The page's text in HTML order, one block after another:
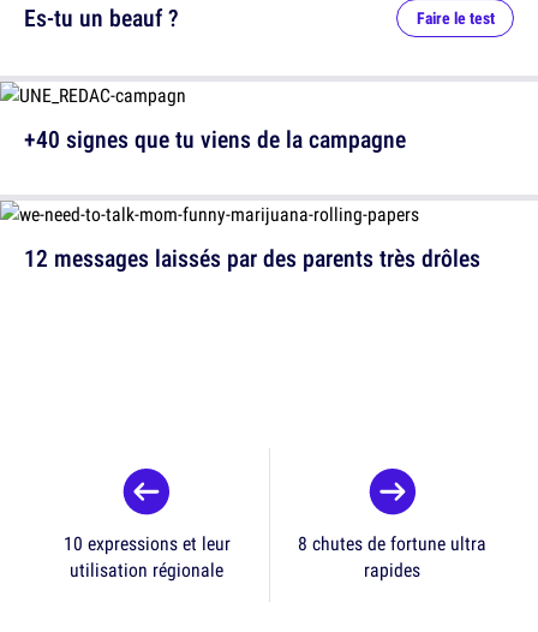
12 messages laissés par des parents très drôles
Es-tu un beauf ? Faire le test
+40 signes que tu viens de la campagne
10 expressions et leur
utilisation régionale
8 chutes de fortune ultra
rapides